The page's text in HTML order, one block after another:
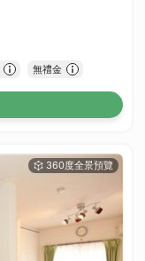
無禮金